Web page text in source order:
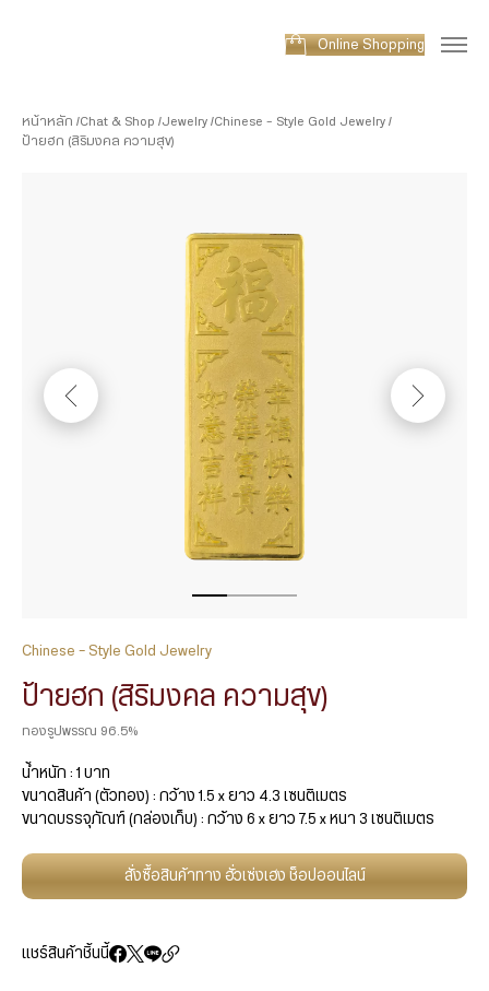
Online Shopping
หน้าหลัก Chat & Shop Jewelry Chinese - Style Gold Jewelry
ป้ายฮก (สิริมงคล ความสุข)
Chinese - Style Gold Jewelry
ป้ายฮก (สิริมงคล ความสุข)
ทองรูปพรรณ 96.5%
น้ำหนัก : 1 บาท
ขนาดสินค้า (ตัวทอง) : กว้าง 1.5 x ยาว 4.3 เซนติเมตร
ขนาดบรรจุภัณฑ์ (กล่องเก็บ) : กว้าง 6 x ยาว 7.5 x หนา 3 เซนติเมตร
สั่งซื้อสินค้าทาง ฮั่วเซ่งเฮง ช็อปออนไลน์
แชร์สินค้าชิ้นนี้